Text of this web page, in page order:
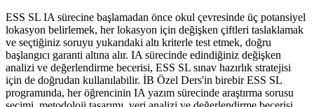
ESS SL IA sürecine başlamadan önce okul çevresinde üç potansiyel
lokasyon belirlemek, her lokasyon için değişken çiftleri taslaklamak
ve seçtiğiniz soruyu yukarıdaki altı kriterle test etmek, doğru
başlangıcı garanti altına alır. IA sürecinde edindiğiniz değişken
analizi ve değerlendirme becerisi, ESS SL sınav hazırlık stratejisi
için de doğrudan kullanılabilir. İB Özel Ders'in birebir ESS SL
programında, her öğrencinin IA yazım sürecinde araştırma sorusu